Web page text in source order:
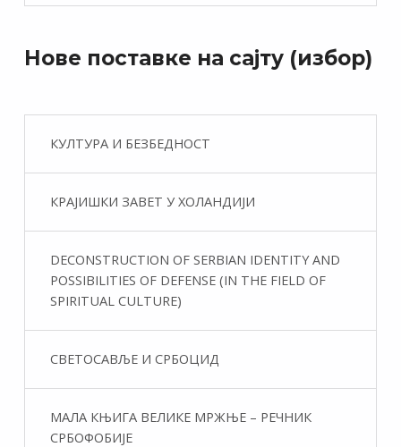
Нове поставке на сајту (избор)
КУЛТУРА И БЕЗБЕДНОСТ
КРАЈИШКИ ЗАВЕТ У ХОЛАНДИЈИ
DECONSTRUCTION OF SERBIAN IDENTITY AND
POSSIBILITIES OF DEFENSE (IN THE FIELD OF
SPIRITUAL CULTURE)
СВЕТОСАВЉЕ И СРБОЦИД
МАЛА КЊИГА ВЕЛИКЕ МРЖЊЕ – РЕЧНИК
СРБОФОБИЈЕ